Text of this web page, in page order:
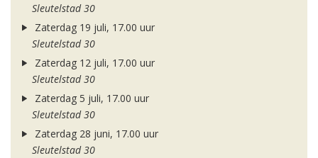
Sleutelstad 30
Zaterdag 19 juli, 17.00 uur
Sleutelstad 30
Zaterdag 12 juli, 17.00 uur
Sleutelstad 30
Zaterdag 5 juli, 17.00 uur
Sleutelstad 30
Zaterdag 28 juni, 17.00 uur
Sleutelstad 30